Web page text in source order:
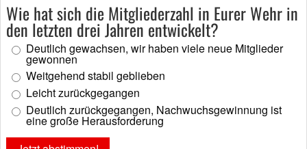
Wie hat sich die Mitgliederzahl in Eurer Wehr in
den letzten drei Jahren entwickelt?
Deutlich gewachsen, wir haben viele neue Mitglieder
gewonnen
Weitgehend stabil geblieben
Leicht zurückgegangen
Deutlich zurückgegangen, Nachwuchsgewinnung ist
eine große Herausforderung